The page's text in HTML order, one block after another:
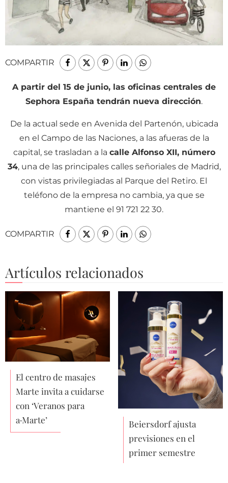
COMPARTIR
A partir del 15 de junio, las oficinas centrales de
Sephora España tendrán nueva dirección.
De la actual sede en Avenida del Partenón, ubicada
en el Campo de las Naciones, a las afueras de la
capital, se trasladan a la calle Alfonso XII, número
34, una de las principales calles señoriales de Madrid,
con vistas privilegiadas al Parque del Retiro. El
teléfono de la empresa no cambia, ya que se
mantiene el 91 721 22 30.
COMPARTIR
Artículos relacionados
El centro de masajes
Marte invita a cuidarse
con ‘Veranos para
a·Marte’
Beiersdorf ajusta
previsiones en el
primer semestre